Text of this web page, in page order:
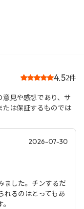
4.52件
見や感想であり、サ
は保証するものでは
2026-07-30
ました。チンするだ
れるのはとってもあ